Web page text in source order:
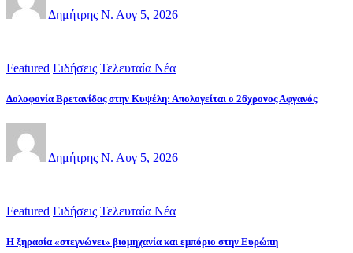
Δημήτρης Ν. Αυγ 5, 2026
Featured Ειδήσεις Τελευταία Νέα
Δολοφονία Βρετανίδας στην Κυψέλη: Απολογείται ο 26χρονος Αφγανός
Δημήτρης Ν. Αυγ 5, 2026
Featured Ειδήσεις Τελευταία Νέα
Η ξηρασία «στεγνώνει» βιομηχανία και εμπόριο στην Ευρώπη